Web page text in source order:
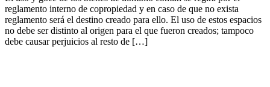
reglamento interno de copropiedad y en caso de que no exista
reglamento será el destino creado para ello. El uso de estos espacios
no debe ser distinto al origen para el que fueron creados; tampoco
debe causar perjuicios al resto de […]